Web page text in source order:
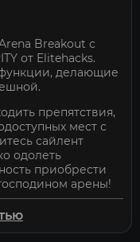
Breakout с
от Elitehacks.
делающие
препятствия,
мест с
сайлент
одолеть
приобрести
арены!
и возглавьте